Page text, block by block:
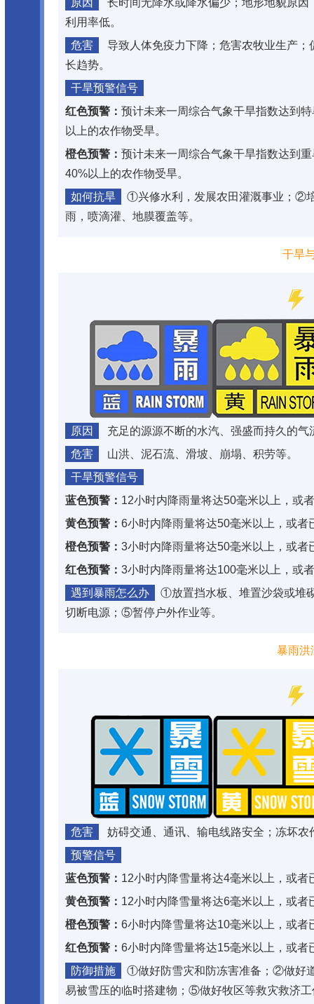
原因
长时间无降水或降水偏少；地形地貌原
利用率低。
危害
导致人体免疫力下降；危害农牧业生产
长趋势。
干旱预警信号
红色预警： 预计未来一周综合气象干旱指数达到
以上的农作物受旱。
橙色预警： 预计未来一周综合气象干旱指数达到
40%以上的农作物受旱。
如何抗旱
①兴修水利，发展农田灌溉事业；②
雨，喷滴灌、地膜覆盖等。
干旱
原因
充足的源源不断的水汽、强盛而持久的
危害
山洪、泥石流、滑坡、崩塌、积劳等。
干旱预警信号
蓝色预警： 12小时内降雨量将达50毫米以上，或
黄色预警： 6小时内降雨量将达50毫米以上，或
橙色预警： 3小时内降雨量将达50毫米以上，或
红色预警： 3小时内降雨量将达100毫米以上，或
遇到暴雨怎么办
①放置挡水板、堆置沙袋或堆
切断电源；⑤暂停户外作业等。
暴雨洪
危害
妨碍交通、通讯、输电线路安全；冻坏
预警信号
蓝色预警： 12小时内降雪量将达4毫米以上，或者
黄色预警： 12小时内降雪量将达6毫米以上，或者
橙色预警： 6小时内降雪量将达10毫米以上，或者
红色预警： 6小时内降雪量将达15毫米以上，或者
防御措施
①做好防雪灾和防冻害准备；②做好
易被雪压的临时搭建物；⑤做好牧区等救灾救济工